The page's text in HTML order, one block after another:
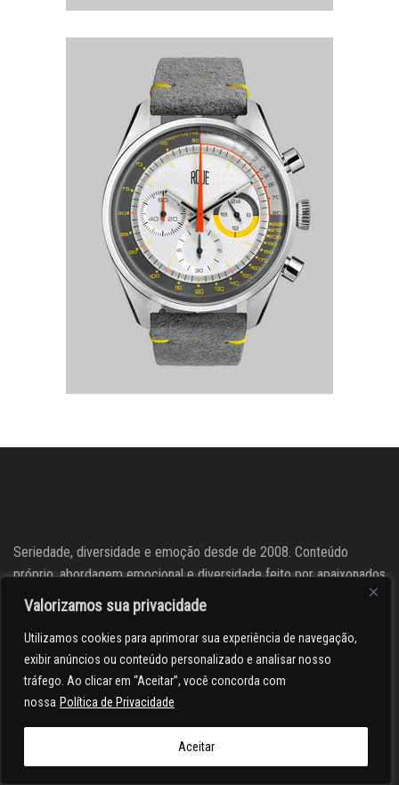
Valorizamos sua privacidade
Utilizamos cookies para aprimorar sua experiência de navegação,
exibir anúncios ou conteúdo personalizado e analisar nosso
tráfego. Ao clicar em “Aceitar”, você concorda com
nossa Política de Privacidade
Aceitar
Seriedade, diversidade e emoção desde de 2008. Conteúdo
próprio, abordagem emocional e diversidade feito por apaixonados
por carros
Siga o Ae